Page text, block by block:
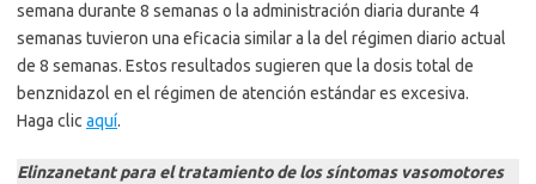
semana durante 8 semanas o la administración diaria durante 4
semanas tuvieron una eficacia similar a la del régimen diario actual
de 8 semanas. Estos resultados sugieren que la dosis total de
benznidazol en el régimen de atención estándar es excesiva.
Haga clicaquí.
Elinzanetant para el tratamiento de los síntomas vasomotores